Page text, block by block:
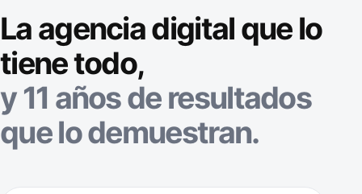
La agencia digital que lo
tiene todo,
y 11 años de resultados
que lo demuestran.